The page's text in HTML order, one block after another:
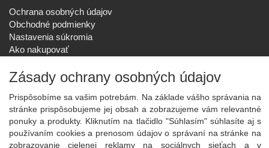
Ochrana osobných údajov
Obchodné podmienky
Nastavenia súkromia
Ako nakupovať
SPOLOČNOSŤ
O nás
Kontakt
Služby
Aktuality
Zásady ochrany osobných údajov
Prispôsobíme sa vašim potrebám. Na základe vášho správania na
stránke prispôsobujeme jej obsah a zobrazujeme vám relevantné
ponuky a produkty. Kliknutím na tlačidlo "Súhlasím" súhlasíte aj s
používaním cookies a prenosom údajov o správaní na stránke na
zobrazovanie cielenej reklamy na sociálnych sieťach a v